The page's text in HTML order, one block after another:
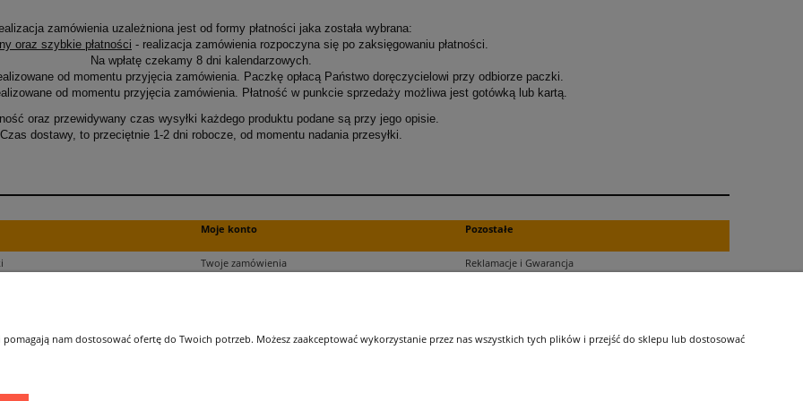
zamówienia uzależniona jest od formy płatności jaka została wybrana:
oraz szybkie płatności - realizacja zamówienia rozpoczyna się po zaksięgowaniu płatności.
Na wpłatę czekamy 8 dni kalendarzowych.
od momentu przyjęcia zamówienia. Paczkę opłacą Państwo doręczycielowi przy odbiorze paczki.
od momentu przyjęcia zamówienia. Płatność w punkcie sprzedaży możliwa jest gotówką lub kartą.
oraz przewidywany czas wysyłki każdego produktu podane są przy jego opisie.
Czas dostawy, to przeciętnie 1-2 dni robocze, od momentu nadania przesyłki.
Moje konto
Twoje zamówienia
Pozostałe
Reklamacje i Gwarancja
nam dostosować ofertę do Twoich potrzeb. Możesz zaakceptować wykorzystanie przez nas wszystkich tych plików i przejść do sklepu lub dostosować